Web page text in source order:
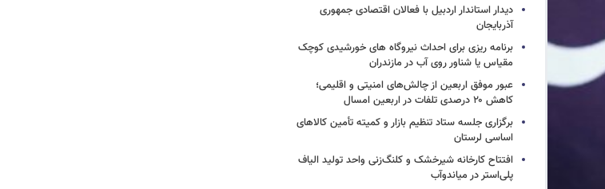
دیدار استاندار اردبیل با فعالان اقتصادی جمهوری
آذربایجان
برنامه ریزی برای احداث نیروگاه های خورشیدی کوچک
مقیاس یا شناور روی آب در مازندران
عبور موفق اربعین از چالش‌های امنیتی و اقلیمی؛
کاهش ۲۰ درصدی تلفات در اربعین امسال
برگزاری جلسه ستاد تنظیم بازار و کمیته تأمین کالاهای
اساسی لرستان
افتتاح کارخانه شیرخشک و کلنگ‌زنی واحد تولید الیاف
پلی‌استر در میاندوآب